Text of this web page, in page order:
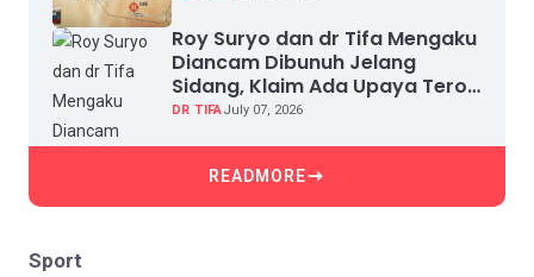
Roy Suryo dan dr Tifa Mengaku
Diancam Dibunuh Jelang
Sidang, Klaim Ada Upaya Teror
dan Intimidasi
DR TIFAJuly 07, 2026
READMORE
Sport